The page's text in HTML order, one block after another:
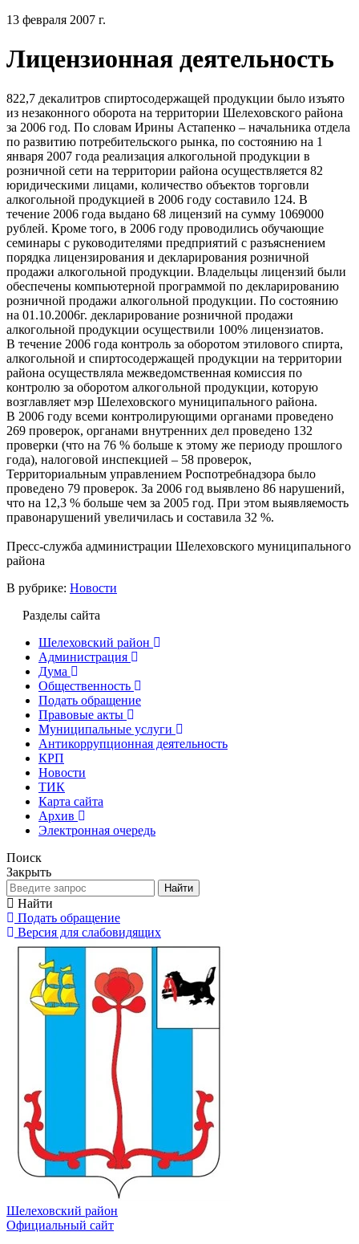
13 февраля 2007 г.
Лицензионная деятельность
822,7 декалитров спиртосодержащей продукции было изъято
из незаконного оборота на территории Шелеховского района
за 2006 год. По словам Ирины Астапенко – начальника отдела
по развитию потребительского рынка, по состоянию на 1
января 2007 года реализация алкогольной продукции в
розничной сети на территории района осуществляется 82
юридическими лицами, количество объектов торговли
алкогольной продукцией в 2006 году составило 124. В
течение 2006 года выдано 68 лицензий на сумму 1069000
рублей. Кроме того, в 2006 году проводились обучающие
семинары с руководителями предприятий с разъяснением
порядка лицензирования и декларирования розничной
продажи алкогольной продукции. Владельцы лицензий были
обеспечены компьютерной программой по декларированию
розничной продажи алкогольной продукции. По состоянию
на 01.10.2006г. декларирование розничной продажи
алкогольной продукции осуществили 100% лицензиатов.
В течение 2006 года контроль за оборотом этилового спирта,
алкогольной и спиртосодержащей продукции на территории
района осуществляла межведомственная комиссия по
контролю за оборотом алкогольной продукции, которую
возглавляет мэр Шелеховского муниципального района.
В 2006 году всеми контролирующими органами проведено
269 проверок, органами внутренних дел проведено 132
проверки (что на 76 % больше к этому же периоду прошлого
года), налоговой инспекцией – 58 проверок,
Территориальным управлением Роспотребнадзора было
проведено 79 проверок. За 2006 год выявлено 86 нарушений,
что на 12,3 % больше чем за 2005 год. При этом выявляемость
правонарушений увеличилась и составила 32 %.
Пресс-служба администрации Шелеховского муниципального
района
В рубрике: Новости
Разделы сайта
Шелеховский район
Администрация
Дума
Общественность
Подать обращение
Правовые акты
Муниципальные услуги
Антикоррупционная деятельность
КРП
Новости
ТИК
Карта сайта
Архив
Электронная очередь
Поиск
Закрыть
Найти
Найти
Подать обращение
Версия для слабовидящих
Шелеховский район
Официальный сайт